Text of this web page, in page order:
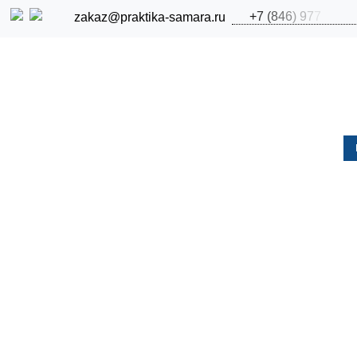
zakaz@praktika-samara.ru +7 (846) 977